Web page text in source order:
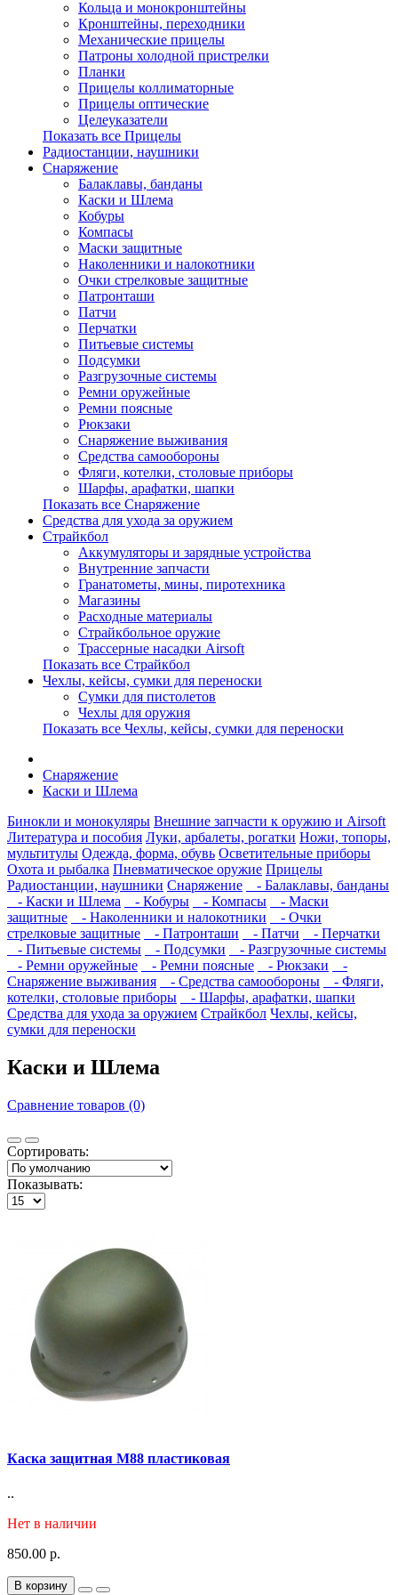
Кольца и монокронштейны
Кронштейны, переходники
Механические прицелы
Патроны холодной пристрелки
Планки
Прицелы коллиматорные
Прицелы оптические
Целеуказатели
Показать все Прицелы
Радиостанции, наушники
Снаряжение
Балаклавы, банданы
Каски и Шлема
Кобуры
Компасы
Маски защитные
Наколенники и налокотники
Очки стрелковые защитные
Патронташи
Патчи
Перчатки
Питьевые системы
Подсумки
Разгрузочные системы
Ремни оружейные
Ремни поясные
Рюкзаки
Снаряжение выживания
Средства самообороны
Фляги, котелки, столовые приборы
Шарфы, арафатки, шапки
Показать все Снаряжение
Средства для ухода за оружием
Страйкбол
Аккумуляторы и зарядные устройства
Внутренние запчасти
Гранатометы, мины, пиротехника
Магазины
Расходные материалы
Страйкбольное оружие
Трассерные насадки Airsoft
Показать все Страйкбол
Чехлы, кейсы, сумки для переноски
Сумки для пистолетов
Чехлы для оружия
Показать все Чехлы, кейсы, сумки для переноски
Снаряжение
Каски и Шлема
Бинокли и монокуляры Внешние запчасти к оружию и Airsoft
Литература и пособия Луки, арбалеты, рогатки Ножи, топоры,
мультитулы Одежда, форма, обувь Осветительные приборы
Охота и рыбалка Пневматическое оружие Прицелы
Радиостанции, наушники Снаряжение
- Балаклавы, банданы
- Каски и Шлема
- Кобуры - Компасы
- Маски
защитные
- Наколенники и налокотники
- Очки
стрелковые защитные
- Патронташи - Патчи
- Перчатки
- Питьевые системы
- Подсумки
- Разгрузочные системы
- Ремни оружейные
- Ремни поясные - Рюкзаки
-
Снаряжение выживания
- Средства самообороны
- Фляги,
котелки, столовые приборы
- Шарфы, арафатки, шапки
Средства для ухода за оружием Страйкбол Чехлы, кейсы,
сумки для переноски
Каски и Шлема
Сравнение товаров (0)
Сортировать:
Показывать:
Каска защитная М88 пластиковая
..
Нет в наличии
850.00 р.
В корзину